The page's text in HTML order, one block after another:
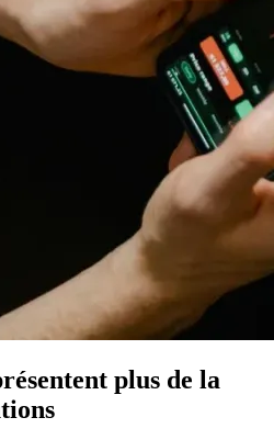
plus de la